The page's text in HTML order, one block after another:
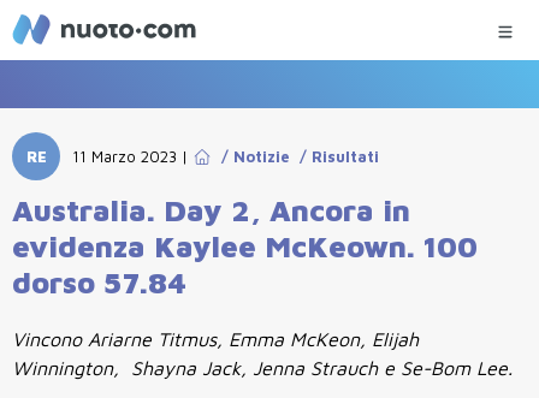
RE 11 Marzo 2023 | / Notizie / Risultati
Australia. Day 2, Ancora in
evidenza Kaylee McKeown. 100
dorso 57.84
Vincono Ariarne Titmus, Emma McKeon, Elijah
Winnington, Shayna Jack, Jenna Strauch e Se-Bom Lee.